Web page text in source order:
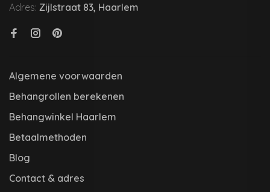
Adres: Zijlstraat 83, Haarlem
Algemene voorwaarden
Behangrollen berekenen
Behangwinkel Haarlem
Betaalmethoden
Blog
Contact & adres